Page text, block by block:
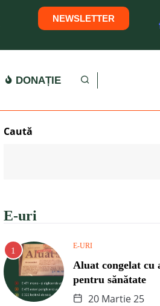
NEWSLETTER
DONAȚIE
Caută
E-uri
E-URI
Aluat congelat cu
pentru sănătate
20 Martie 25